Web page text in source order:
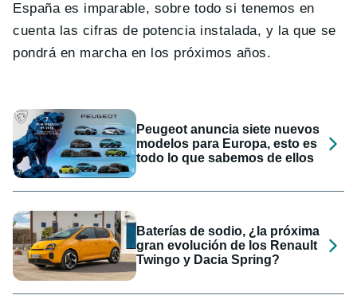
España es imparable, sobre todo si tenemos en
cuenta las cifras de potencia instalada, y la que se
pondrá en marcha en los próximos años.
Peugeot anuncia siete nuevos
modelos para Europa, esto es
todo lo que sabemos de ellos
Baterías de sodio, ¿la próxima
gran evolución de los Renault
Twingo y Dacia Spring?